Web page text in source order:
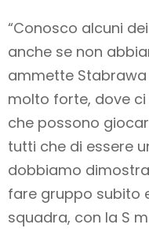
“Conosco alcuni
anche se non
ammette
molto forte, dove
che possono
tutti che di essere
dobbiamo
fare gruppo subito
squadra, con la S